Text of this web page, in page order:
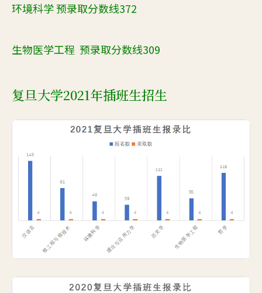
环境科学 预录取分数线372
生物医学工程 预录取分数线309
复旦大学2021年插班生招生